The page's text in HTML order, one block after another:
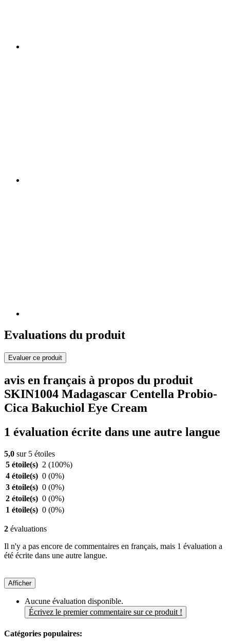
Evaluations du produit
Evaluer ce produit
avis en français à propos du produit
SKIN1004 Madagascar Centella Probio-
Cica Bakuchiol Eye Cream
1 évaluation écrite dans une autre langue
5,0 sur 5 étoiles
5 étoile(s) 2 (100%)
4 étoile(s) 0 (0%)
3 étoile(s) 0 (0%)
2 étoile(s) 0 (0%)
1 étoile(s) 0 (0%)
2 évaluations
Il n'y a pas encore de commentaires en français, mais 1 évaluation a
été écrite dans une autre langue.
Afficher
Aucune évaluation disponible.
Écrivez le premier commentaire sur ce produit !
Catégories populaires: